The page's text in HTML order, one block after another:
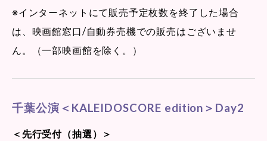
※インターネットにて販売予定枚数を終了した場合
は、映画館窓口/自動券売機での販売はございませ
ん。（一部映画館を除く。）
千葉公演＜KALEIDOSCORE edition＞Day2
＜先行受付（抽選）＞